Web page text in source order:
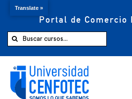
Portal de Comercio
Buscar:
Translate »